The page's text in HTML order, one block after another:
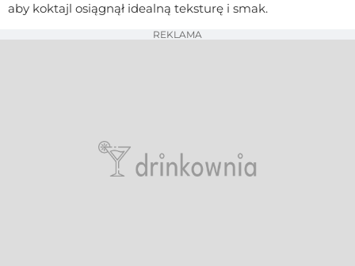
aby koktajl osiągnął idealną teksturę i smak.
REKLAMA